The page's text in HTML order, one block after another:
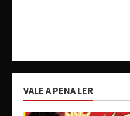
VALE A PENA LER